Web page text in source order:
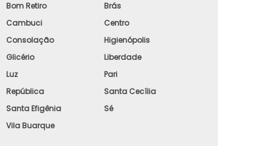
Bom Retiro
Brás
Cambuci
Centro
Consolação
Higienópolis
Glicério
Liberdade
Luz
Pari
República
Santa Cecília
Santa Efigênia
Sé
Vila Buarque